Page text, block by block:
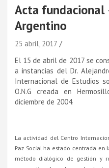
Acta fundacional
Argentino
25 abril, 2017
El 15 de abril de 2017 se
a instancias del Dr.
Internacional de Estudios
O.N.G creada en
diciembre de 2004.
La actividad del Centro
Paz Social ha estado centrada en
método dialógico de gestión y